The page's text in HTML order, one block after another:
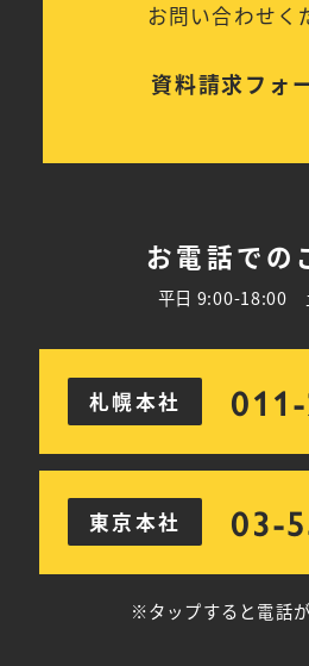
お問い合わせく
資料請求フォ
お電話での
平日 9:00-18:00
札幌本社
東京本社 03-
※タップすると電話